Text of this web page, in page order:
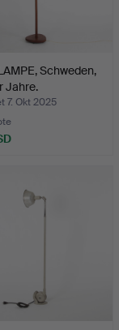
Schweden,
Jahre.
7. Okt 2025